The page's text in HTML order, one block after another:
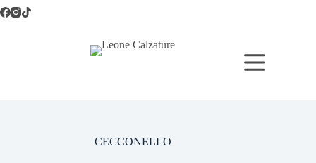
Salta
al
CECCONELLO